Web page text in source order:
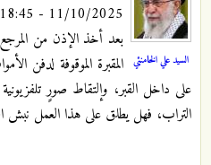
السيد علي الخامنئي
11/10/2025 - 18:45
بعد أخذ الإذن من
المقبرة الموقوفة لدفن
علی داخل القبر، وإلتقاط صورٍ
التراب، فهل یطلق علی هذا العمل نبش